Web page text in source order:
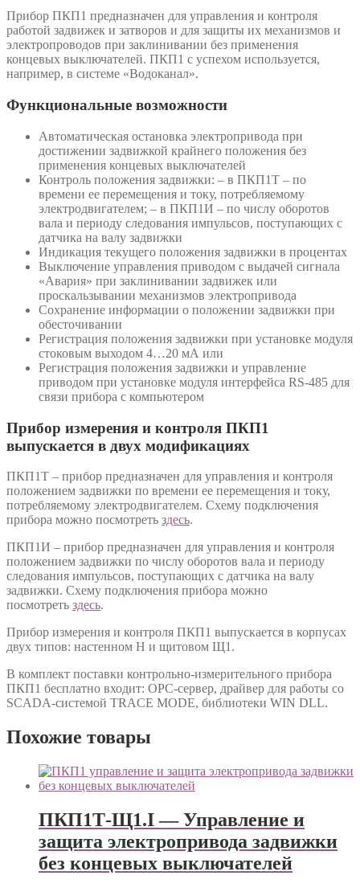
Прибор ПКП1 предназначен для управления и контроля
работой задвижек и затворов и для защиты их механизмов и
электропроводов при заклинивании без применения
концевых выключателей. ПКП1 с успехом используется,
например, в системе «Водоканал».
Функциональные возможности
Автоматическая остановка электропривода при
достижении задвижкой крайнего положения без
применения концевых выключателей
Контроль положения задвижки: – в ПКП1Т – по
времени ее перемещения и току, потребляемому
электродвигателем; – в ПКП1И – по числу оборотов
вала и периоду следования импульсов, поступающих с
датчика на валу задвижки
Индикация текущего положения задвижки в процентах
Выключение управления приводом с выдачей сигнала
«Авария» при заклинивании задвижек или
проскальзывании механизмов электропривода
Сохранение информации о положении задвижки при
обесточивании
Регистрация положения задвижки при установке модуля
стоковым выходом 4…20 мА или
Регистрация положения задвижки и управление
приводом при установке модуля интерфейса RS-485 для
связи прибора с компьютером
Прибор измерения и контроля ПКП1
выпускается в двух модификациях
ПКП1Т – прибор предназначен для управления и контроля
положением задвижки по времени ее перемещения и току,
потребляемому электродвигателем. Схему подключения
прибора можно посмотреть здесь.
ПКП1И – прибор предназначен для управления и контроля
положением задвижки по числу оборотов вала и периоду
следования импульсов, поступающих с датчика на валу
задвижки. Схему подключения прибора можно
посмотреть здесь.
Прибор измерения и контроля ПКП1 выпускается в корпусах
двух типов: настенном Н и щитовом Щ1.
В комплект поставки контрольно-измерительного прибора
ПКП1 бесплатно входит: OPC-сервер, драйвер для работы со
SCADA-системой TRACE MODE, библиотеки WIN DLL.
Похожие товары
ПКП1Т-Щ1.I — Управление и
защита электропривода задвижки
без концевых выключателей